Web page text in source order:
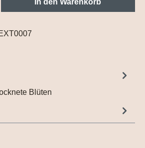
Blüten